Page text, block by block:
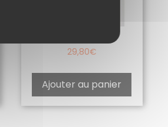
29,80€
Ajouter au panier